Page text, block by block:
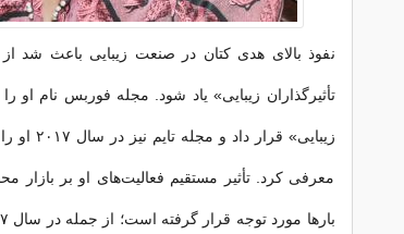
نفوذ بالای هدی کتان در صنعت زیبایی باعث شد از
تأثیرگذاران زیبایی» یاد شود. مجله فوربس نام او
معرفی کرد. تأثیر مستقیم فعالیت‌های او بر بازار